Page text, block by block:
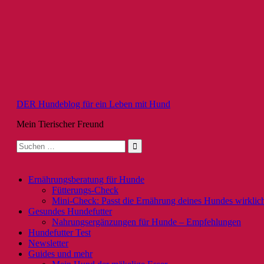
DER Hundeblog für ein Leben mit Hund
Mein Tierischer Freund
Suche
nach:
Ernährungsberatung für Hunde
Fütterungs-Check
Mini-Check: Passt die Ernährung deines Hundes
Gesundes Hundefutter
Nahrungsergänzungen für Hunde – Empfehlungen
Hundefutter Test
Newsletter
Guides und mehr